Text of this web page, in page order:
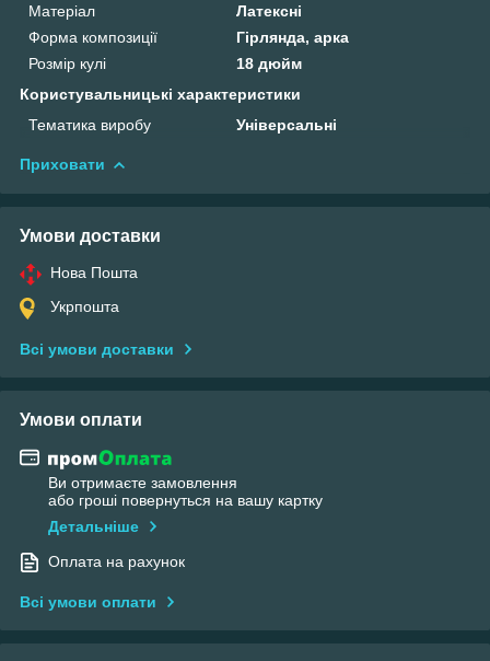
Матеріал
Латексні
Форма композиції
Гірлянда, арка
Розмір кулі
18 дюйм
Користувальницькі характеристики
Тематика виробу
Універсальні
Приховати
Умови доставки
Нова Пошта
Укрпошта
Всі умови доставки
Умови оплати
Ви отримаєте замовлення
або гроші повернуться на вашу картку
Детальніше
Оплата на рахунок
Всі умови оплати